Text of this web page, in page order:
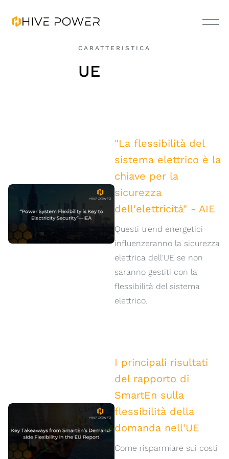
CARATTERISTICA
UE
"La flessibilità del
sistema elettrico è la
chiave per la
sicurezza
dell'elettricità" - AIE
Questi trend energetici
influenzeranno la sicurezza
elettrica dell'UE se non
saranno gestiti con la
flessibilità del sistema
elettrico.
I principali risultati
del rapporto di
SmartEn sulla
flessibilità della
domanda nell'UE
Come risparmiare sui costi